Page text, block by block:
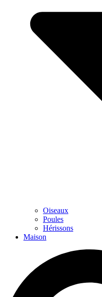
Oiseaux
Poules
Hérissons
Maison